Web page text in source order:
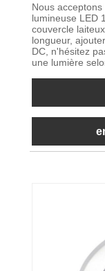
Nous
lumineuse LED
couvercle
longueur,
DC, n'hésitez
une lumière